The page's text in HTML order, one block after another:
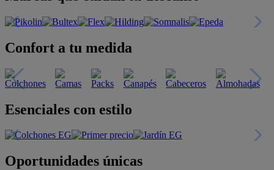
Confort a tu medida
Esenciales con estilo
Oportunidades únicas